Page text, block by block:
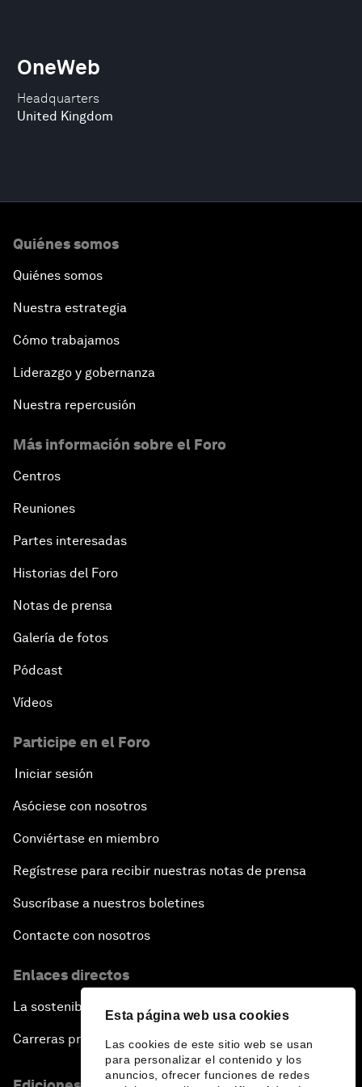
Esta página web usa cookies
Las cookies de este sitio web se usan
para personalizar el contenido y los
anuncios, ofrecer funciones de redes
Headquarters
United Kingdom
OneWeb
Quiénes somos
Quiénes somos
Nuestra estrategia
Cómo trabajamos
Liderazgo y gobernanza
Nuestra repercusión
Más información sobre el Foro
Centros
Reuniones
Partes interesadas
Historias del Foro
Notas de prensa
Galería de fotos
Pódcast
Vídeos
Participe en el Foro
Iniciar sesión
Asóciese con nosotros
Conviértase en miembro
Regístrese para recibir nuestras notas de prensa
Suscríbase a nuestros boletines
Contacte con nosotros
Enlaces directos
La sostenibilidad en el Foro
Carreras profesionales